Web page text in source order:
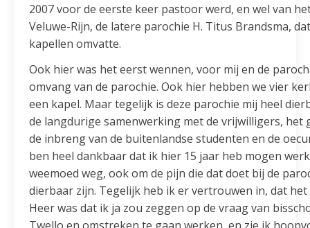
2007 voor de eerste keer pastoor werd, en wel van
Veluwe-Rijn, de latere parochie H. Titus Brandsma,
kapellen omvatte.
Ook hier was het eerst wennen, voor mij en de
omvang van de parochie. Ook hier hebben we vier
een kapel. Maar tegelijk is deze parochie mij heel
de langdurige samenwerking met de vrijwilligers, het
de inbreng van de buitenlandse studenten en de
ben heel dankbaar dat ik hier 15 jaar heb mogen
weemoed weg, ook om de pijn die dat doet bij de
dierbaar zijn. Tegelijk heb ik er vertrouwen in, dat
Heer was dat ik ja zou zeggen op de vraag van